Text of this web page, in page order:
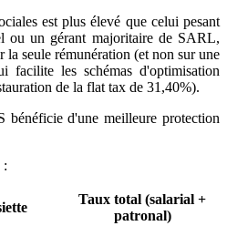
est plus élevé que celui pesant
ou un gérant majoritaire de SARL,
la seule rémunération (et non sur une
facilite les schémas d'optimisation
de la flat tax de 31,40%).
bénéficie d'une meilleure protection
:
Taux total (salarial +
patronal)